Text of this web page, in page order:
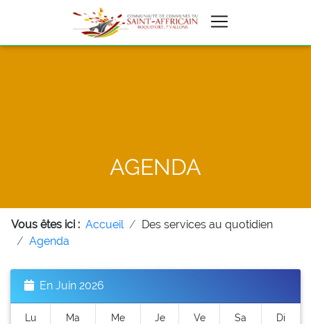
AGENDA
Vous êtes ici : Accueil
Des services au quotidien
Agenda
En Juin 2026
Lu Ma Me Je Ve Sa Di